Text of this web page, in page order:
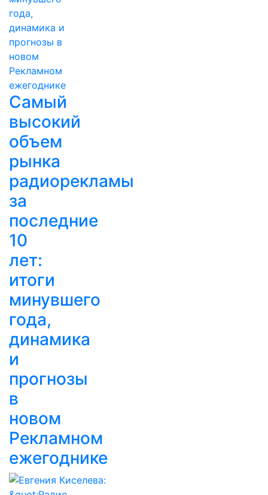
Самый
высокий
объем
рынка
радиорекламы
за
последние
10
лет:
итоги
минувшего
года,
динамика
и
прогнозы
в
новом
Рекламном
ежегоднике